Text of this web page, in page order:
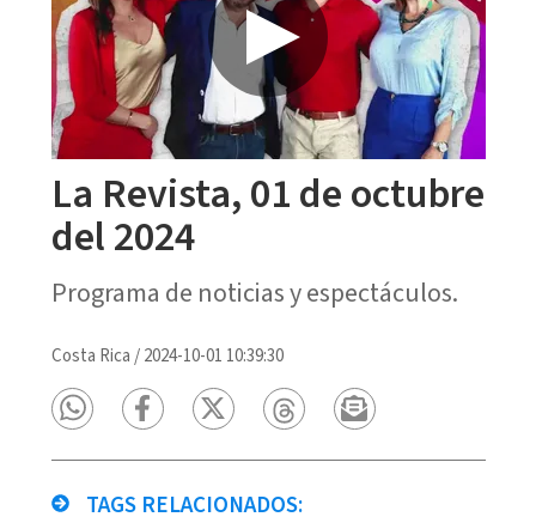
La Revista, 01 de octubre
del 2024
Programa de noticias y espectáculos.
Costa Rica /2024-10-01 10:39:30
TAGS RELACIONADOS: